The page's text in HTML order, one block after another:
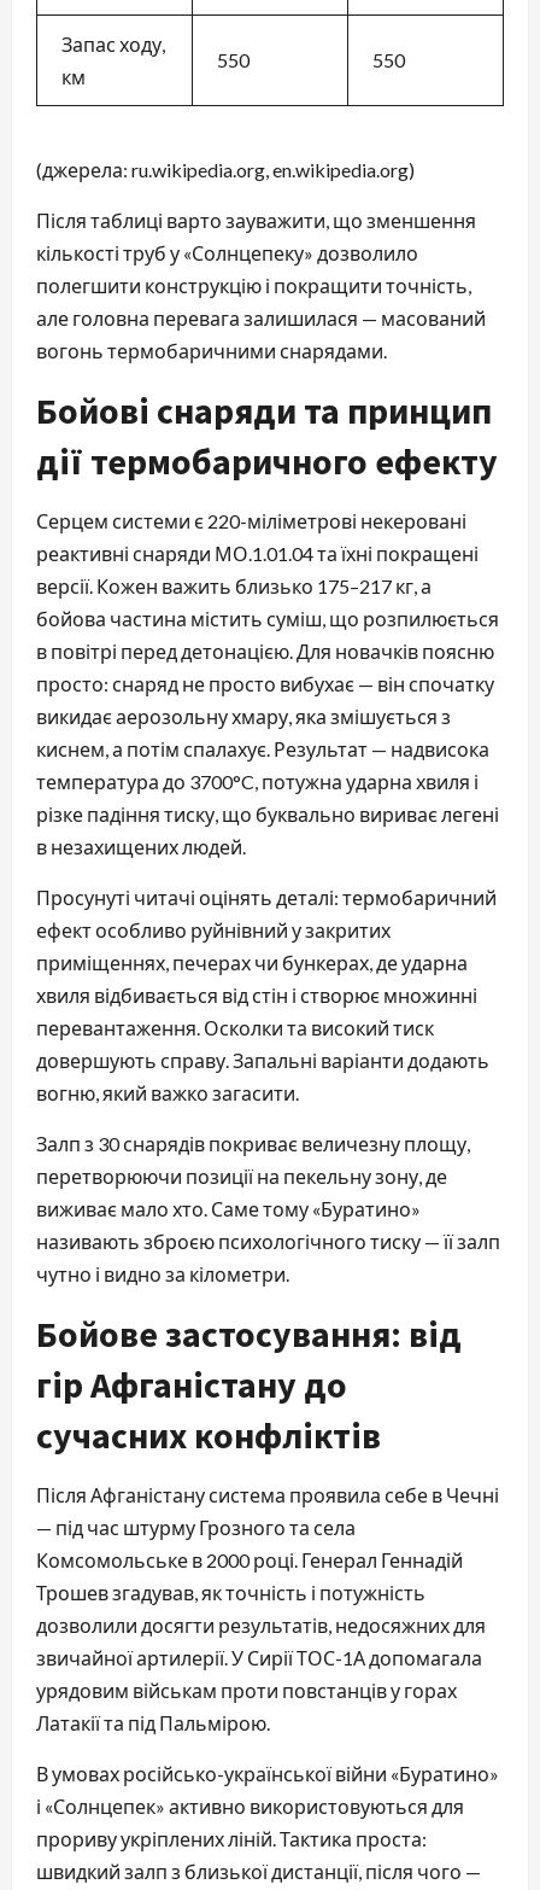
Запас ходу,
км
550 550
(джерела: ru.wikipedia.org, en.wikipedia.org)
Після таблиці варто зауважити, що зменшення
кількості труб у «Солнцепеку» дозволило
полегшити конструкцію і покращити точність,
але головна перевага залишилася — масований
вогонь термобаричними снарядами.
Бойові снаряди та принцип
дії термобаричного ефекту
Серцем системи є 220-міліметрові некеровані
реактивні снаряди МО.1.01.04 та їхні покращені
версії. Кожен важить близько 175–217 кг, а
бойова частина містить суміш, що розпилюється
в повітрі перед детонацією. Для новачків поясню
просто: снаряд не просто вибухає — він спочатку
викидає аерозольну хмару, яка змішується з
киснем, а потім спалахує. Результат — надвисока
температура до 3700°C, потужна ударна хвиля і
різке падіння тиску, що буквально вириває легені
в незахищених людей.
Просунуті читачі оцінять деталі: термобаричний
ефект особливо руйнівний у закритих
приміщеннях, печерах чи бункерах, де ударна
хвиля відбивається від стін і створює множинні
перевантаження. Осколки та високий тиск
довершують справу. Запальні варіанти додають
вогню, який важко загасити.
Залп з 30 снарядів покриває величезну площу,
перетворюючи позиції на пекельну зону, де
виживає мало хто. Саме тому «Буратино»
називають зброєю психологічного тиску — її залп
чутно і видно за кілометри.
Бойове застосування: від
гір Афганістану до
сучасних конфліктів
Після Афганістану система проявила себе в Чечні
— під час штурму Грозного та села
Комсомольське в 2000 році. Генерал Геннадій
Трошев згадував, як точність і потужність
дозволили досягти результатів, недосяжних для
звичайної артилерії. У Сирії ТОС-1А допомагала
урядовим військам проти повстанців у горах
Латакії та під Пальмірою.
В умовах російсько-української війни «Буратино»
і «Солнцепек» активно використовуються для
прориву укріплених ліній. Тактика проста:
швидкий залп з близької дистанції, після чого —